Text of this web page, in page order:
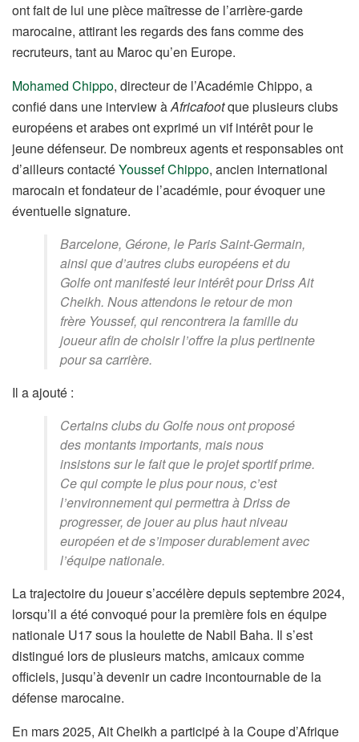
ont fait de lui une pièce maîtresse de l’arrière-garde
marocaine, attirant les regards des fans comme des
recruteurs, tant au Maroc qu’en Europe.
Mohamed Chippo, directeur de l’Académie Chippo, a
confié dans une interview àAfricafootque plusieurs clubs
européens et arabes ont exprimé un vif intérêt pour le
jeune défenseur. De nombreux agents et responsables ont
d’ailleurs contactéYoussef Chippo, ancien international
marocain et fondateur de l’académie, pour évoquer une
éventuelle signature.
Barcelone, Gérone, le Paris Saint-Germain,
ainsi que d’autres clubs européens et du
Golfe ont manifesté leur intérêt pour Driss Ait
Cheikh. Nous attendons le retour de mon
frère Youssef, qui rencontrera la famille du
joueur afin de choisir l’offre la plus pertinente
pour sa carrière.
Il a ajouté :
Certains clubs du Golfe nous ont proposé
des montants importants, mais nous
insistons sur le fait que le projet sportif prime.
Ce qui compte le plus pour nous, c’est
l’environnement qui permettra à Driss de
progresser, de jouer au plus haut niveau
européen et de s’imposer durablement avec
l’équipe nationale.
La trajectoire du joueur s’accélère depuis septembre 2024,
lorsqu’il a été convoqué pour la première fois en équipe
nationale U17 sous la houlette de Nabil Baha. Il s’est
distingué lors de plusieurs matchs, amicaux comme
officiels, jusqu’à devenir un cadre incontournable de la
défense marocaine.
En mars 2025, Ait Cheikh a participé à la Coupe d’Afrique